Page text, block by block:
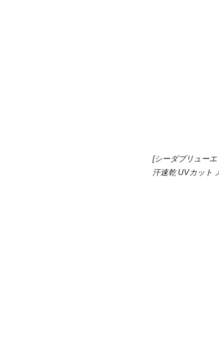
[シーダブリュー
汗速乾 UVカット